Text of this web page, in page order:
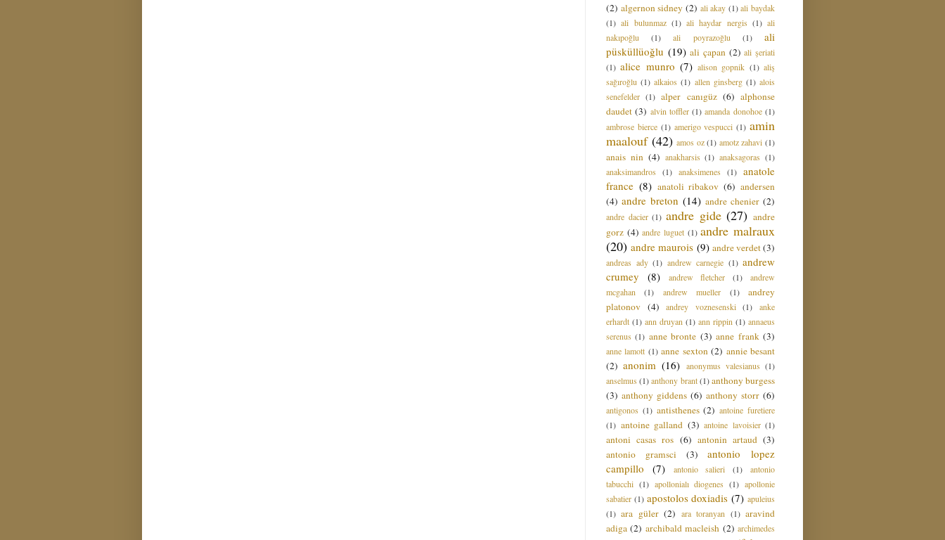
(2) algernon sidney (2) ali akay (1) ali baydak
(1) ali bulunmaz (1) ali haydar nergis (1) ali
nakıpoğlu
(1) ali poyrazoğlu (1)
ali
püsküllüoğlu (19) ali çapan (2) ali şeriati
(1) alice munro (7) alison gopnik (1) aliş
sağıroğlu (1) alkaios (1) allen ginsberg (1) alois
senefelder (1) alper canıgüz (6) alphonse
daudet (3) alvin toffler (1) amanda donohoe (1)
ambrose bierce (1) amerigo vespucci (1) amin
maalouf (42) amos oz (1) amotz zahavi (1)
anais nin (4) anakharsis (1) anaksagoras (1)
anaksimandros
(1) anaksimenes (1) anatole
france (8) anatoli ribakov (6) andersen
(4) andre breton (14) andre chenier (2)
andre dacier (1) andre gide (27) andre
gorz (4) andre luguet (1) andre malraux
(20) andre maurois (9) andre verdet(3)
andreas ady (1) andrew carnegie (1) andrew
crumey
(8) andrew fletcher (1)
andrew
mcgahan
(1) andrew mueller (1)
andrey
platonov (4) andrey voznesenski (1)
anke
erhardt (1) ann druyan (1) ann rippin (1) annaeus
serenus (1) anne bronte (3) anne frank (3)
anne lamott (1) anne sexton (2) annie besant
(2) anonim (16) anonymus valesianus (1)
anselmus (1) anthony brant (1) anthony burgess
(3) anthony giddens (6) anthony storr (6)
antigonos (1) antisthenes (2) antoine furetiere
(1) antoine galland (3) antoine lavoisier (1)
antoni casas ros (6) antonin artaud (3)
antonio gramsci
(3)
antonio lopez
campillo
(7) antonio salieri (1)
antonio
tabucchi (1) apollonialı diogenes (1) apollonie
sabatier (1) apostolos doxiadis (7) apuleius
(1) ara güler (2) ara toranyan (1) aravind
adiga (2) archibald macleish (2) archimedes